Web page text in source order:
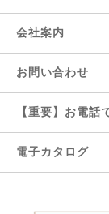
会社案内
お問い合わせ
【重要】お電話
電子カタログ